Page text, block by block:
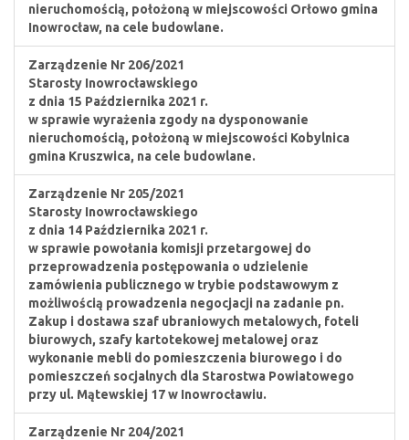
nieruchomością, położoną w miejscowości Orłowo gmina
Inowrocław, na cele budowlane.
Zarządzenie Nr 206/2021
Starosty Inowrocławskiego
z dnia 15 Października 2021 r.
w sprawie wyrażenia zgody na dysponowanie
nieruchomością, położoną w miejscowości Kobylnica
gmina Kruszwica, na cele budowlane.
Zarządzenie Nr 205/2021
Starosty Inowrocławskiego
z dnia 14 Października 2021 r.
w sprawie powołania komisji przetargowej do
przeprowadzenia postępowania o udzielenie
zamówienia publicznego w trybie podstawowym z
możliwością prowadzenia negocjacji na zadanie pn.
Zakup i dostawa szaf ubraniowych metalowych, foteli
biurowych, szafy kartotekowej metalowej oraz
wykonanie mebli do pomieszczenia biurowego i do
pomieszczeń socjalnych dla Starostwa Powiatowego
przy ul. Mątewskiej 17 w Inowrocławiu.
Zarządzenie Nr 204/2021